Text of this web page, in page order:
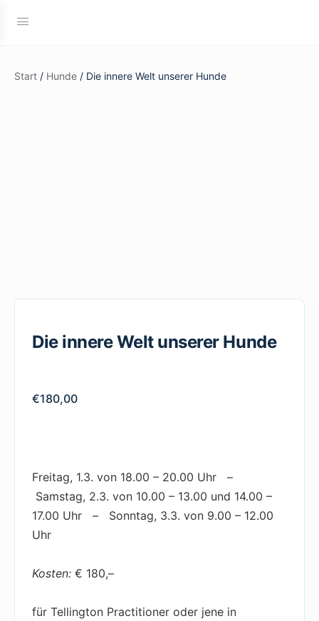
Start / Hunde / Die innere Welt unserer Hunde
Die innere Welt unserer Hunde
€180,00
Freitag, 1.3. von 18.00 – 20.00 Uhr –
Samstag, 2.3. von 10.00 – 13.00 und 14.00 –
17.00 Uhr – Sonntag, 3.3. von 9.00 – 12.00
Uhr
Kosten: € 180,–
für Tellington Practitioner oder jene in